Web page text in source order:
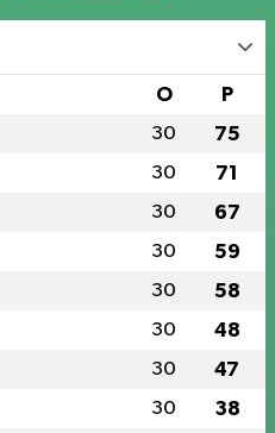
O P
30 75
30 71
30 67
30 59
30 58
30 48
30 47
30 38